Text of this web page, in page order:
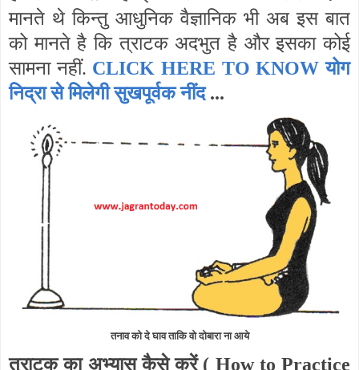
मानते थे किन्तु आधुनिक वैज्ञानिक भी अब इस बात
को मानते है कि त्राटक अदभुत है और इसका कोई
सामना नहीं. CLICK HERE TO KNOW योग
निद्रा से मिलेगी सुखपूर्वक नींद...
तनाव को दे घाव ताकि वो दोबारा ना आये
त्राटक का अभ्यास कैसे करें ( How to Practice